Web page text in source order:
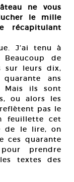
ne vous
le mille
récapitulant
J’ai tenu à
de
sur leurs dix,
ans
Mais ils sont
ou alors les
pas le
feuillette cet
de le lire, on
ces quarante
prendre
textes des